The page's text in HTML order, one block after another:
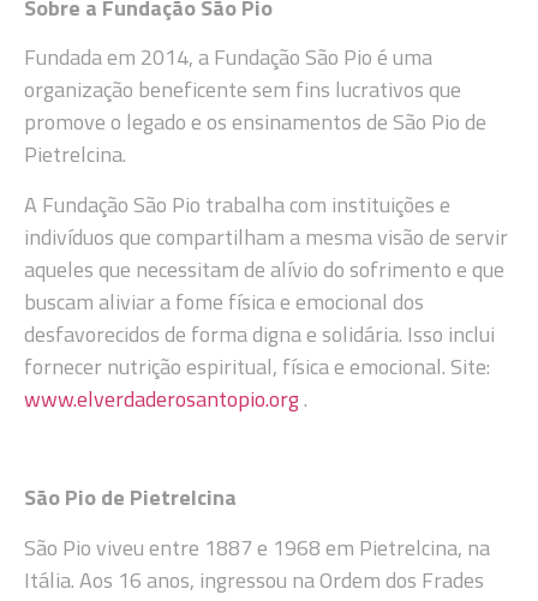
Sobre a Fundação São Pio
Fundada em 2014, a Fundação São Pio é uma
organização beneficente sem fins lucrativos que
promove o legado e os ensinamentos de São Pio de
Pietrelcina.
A Fundação São Pio trabalha com instituições e
indivíduos que compartilham a mesma visão de servir
aqueles que necessitam de alívio do sofrimento e que
buscam aliviar a fome física e emocional dos
desfavorecidos de forma digna e solidária. Isso inclui
fornecer nutrição espiritual, física e emocional. Site:
www.elverdaderosantopio.org.
São Pio de Pietrelcina
São Pio viveu entre 1887 e 1968 em Pietrelcina, na
Itália. Aos 16 anos, ingressou na Ordem dos Frades